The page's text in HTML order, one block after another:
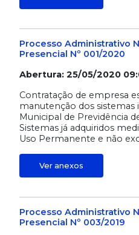
Processo Administrativo
Presencial Nº 001/2020
Abertura: 25/05/2020
Contratação de empresa
manutenção dos
Municipal de Previdência
Sistemas já adquiridos
Uso Permanente e não
Ver anexos
Processo Administrativo
Presencial Nº 003/2019